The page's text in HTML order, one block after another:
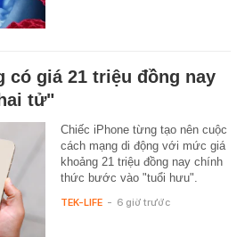
có giá 21 triệu đồng nay
tử"
Chiếc iPhone từng tạo nên cuộc
cách mạng di động với mức giá
khoảng 21 triệu đồng nay chính
thức bước vào "tuổi hưu".
TEK-LIFE - 6 giờ trước